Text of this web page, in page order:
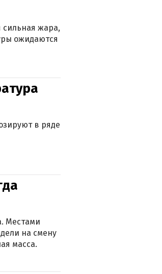
жара,
ожидаются
в ряде
Местами
на смену
масса.